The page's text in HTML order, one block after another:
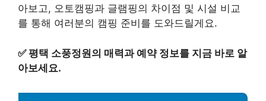
아보고, 오토캠핑과 글램핑의 차이점 및 시설 비교
를 통해 여러분의 캠핑 준비를 도와드릴게요.
✅평택 소풍정원의 매력과 예약 정보를 지금 바로 알
아보세요.